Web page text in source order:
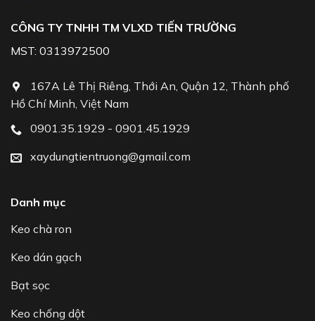
CÔNG TY TNHH TM VLXD TIẾN TRƯỜNG
MST: 0313972500
167A Lê Thị Riêng, Thới An, Quận 12, Thành phố
Hồ Chí Minh, Việt Nam
0901.35.1929 - 0901.45.1929
xaydungtientruong@gmail.com
Danh mục
Keo chà ron
Keo dán gạch
Bạt sọc
Keo chống dột